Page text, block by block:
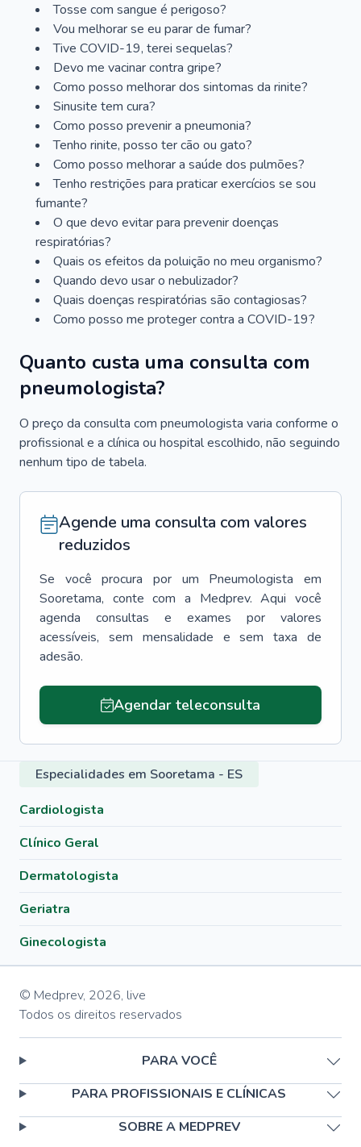
Tosse com sangue é perigoso?
Vou melhorar se eu parar de fumar?
Tive COVID-19, terei sequelas?
Devo me vacinar contra gripe?
Como posso melhorar dos sintomas da rinite?
Sinusite tem cura?
Como posso prevenir a pneumonia?
Tenho rinite, posso ter cão ou gato?
Como posso melhorar a saúde dos pulmões?
Tenho restrições para praticar exercícios se sou
fumante?
O que devo evitar para prevenir doenças
respiratórias?
Quais os efeitos da poluição no meu organismo?
Quando devo usar o nebulizador?
Quais doenças respiratórias são contagiosas?
Como posso me proteger contra a COVID-19?
Quanto custa uma consulta com
pneumologista?
O preço da consulta com pneumologista varia conforme o
profissional e a clínica ou hospital escolhido, não seguindo
nenhum tipo de tabela.
Agende uma consulta com valores
reduzidos
Se você procura por um Pneumologista
em
Sooretama, conte com a Medprev. Aqui você
agenda consultas e exames por valores
acessíveis, sem mensalidade e sem taxa de
adesão.
Agendar teleconsulta
Especialidades em Sooretama - ES
Cardiologista
Clínico Geral
Dermatologista
Geriatra
Ginecologista
© Medprev, 2026, live
Todos os direitos reservados
PARA VOCÊ
PARA PROFISSIONAIS E CLÍNICAS
SOBRE A MEDPREV